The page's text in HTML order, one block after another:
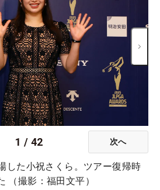
1 / 42 次へ
した小祝さくら。ツアー復帰時
（撮影：福田文平）